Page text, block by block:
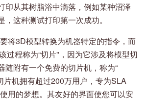
印从其树脂浴中滴落，例如某种沼泽
这种测试打印第一次成功。
将3D模型转换为机器特定的指令，而
过程称为“切片"，因为它涉及将模型切
随附有一个免费的切片机，称为“
片机拥有超过200万用户，专为SLA
用的梦想。其友好的界面使您可以安